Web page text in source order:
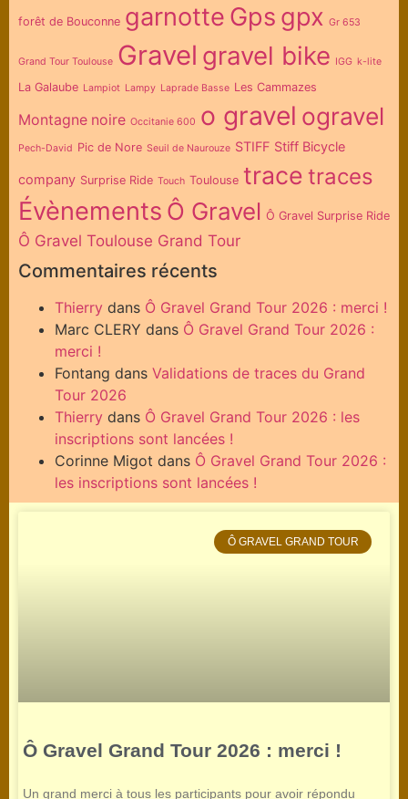
forêt de Bouconne garnotte Gps gpx Gr 653
Grand Tour Toulouse Gravel gravel bike IGG k-lite
La Galaube Lampiot Lampy Laprade Basse Les Cammazes
Montagne noire Occitanie 600 o gravel ogravel
Pech-David Pic de Nore Seuil de Naurouze STIFF Stiff Bicycle
company Surprise Ride Touch Toulouse trace traces
Évènements Ô Gravel Ô Gravel Surprise Ride
Ô Gravel Toulouse Grand Tour
Commentaires récents
Thierry dans Ô Gravel Grand Tour 2026 : merci !
Marc CLERY dans Ô Gravel Grand Tour 2026 :
merci !
Fontang dans Validations de traces du Grand
Tour 2026
Thierry dans Ô Gravel Grand Tour 2026 : les
inscriptions sont lancées !
Corinne Migot dans Ô Gravel Grand Tour 2026 :
les inscriptions sont lancées !
Ô GRAVEL GRAND TOUR
Ô Gravel Grand Tour 2026 : merci !
Un grand merci à tous les participants pour avoir répondu